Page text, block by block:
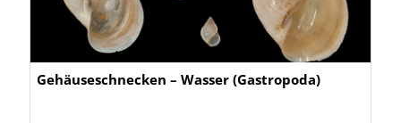
Gehäuseschnecken – Wasser (Gastropoda)